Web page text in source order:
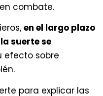
combate.
en el largo plazo
suerte se
efecto sobre
para explicar las